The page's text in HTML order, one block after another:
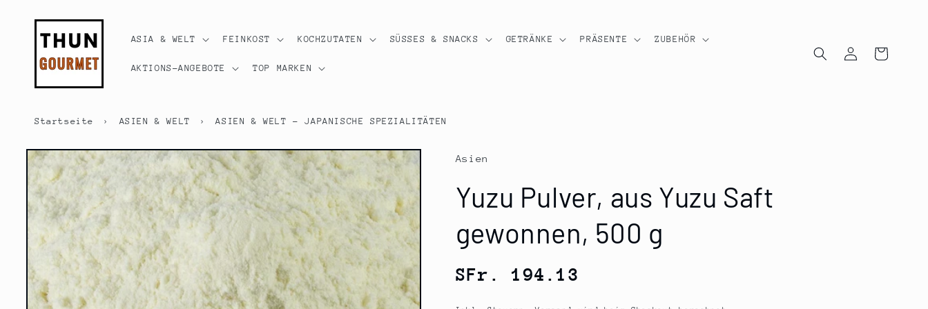
ASIA & WELT FEINKOST KOCHZUTATEN SÜSSES & SNACKS GETRÄNKE PRÄSENTE ZUBEHÖR
AKTIONS-ANGEBOTE TOP MARKEN
EinloggenWarenkorb
Startseite › ASIEN & WELT › ASIEN & WELT - JAPANISCHE SPEZIALITÄTEN
Produktinformationen
springen
Asien
Yuzu Pulver, aus Yuzu Saft
gewonnen, 500 g
Normaler
SFr. 194.13